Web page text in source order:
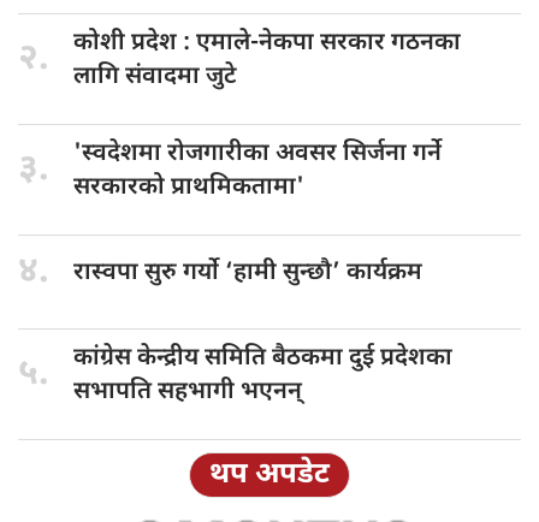
२. कोशी प्रदेश : एमाले-नेकपा सरकार गठनका
लागि संवादमा जुटे
३. 'स्वदेशमा रोजगारीकाअवसर सिर्जना गर्ने
सरकारको प्राथमिकतामा'
४. रास्वपा सुरुगर्याे ‘हामी सुन्छौ’ कार्यक्रम
५. कांग्रेस केन्द्रीयसमिति बैठकमा दुई प्रदेशका
सभापति सहभागी भएनन्
थप अपडेट